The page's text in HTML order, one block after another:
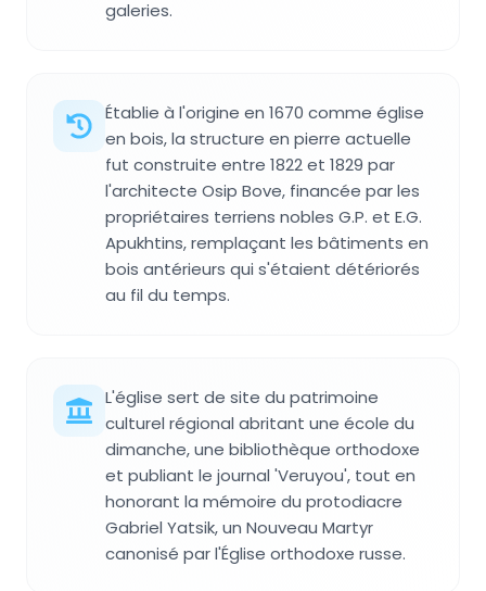
galeries.
Établie à l'origine en 1670 comme église
en bois, la structure en pierre actuelle
fut construite entre 1822 et 1829 par
l'architecte Osip Bove, financée par les
propriétaires terriens nobles G.P. et E.G.
Apukhtins, remplaçant les bâtiments en
bois antérieurs qui s'étaient détériorés
au fil du temps.
L'église sert de site du patrimoine
culturel régional abritant une école du
dimanche, une bibliothèque orthodoxe
et publiant le journal 'Veruyou', tout en
honorant la mémoire du protodiacre
Gabriel Yatsik, un Nouveau Martyr
canonisé par l'Église orthodoxe russe.